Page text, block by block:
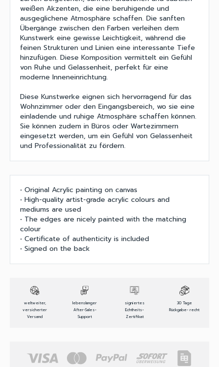
weißen Akzenten, die eine beruhigende und
ausgeglichene Atmosphäre schaffen. Die sanften
Übergänge zwischen den Farben verleihen dem
Kunstwerk eine gewisse Leichtigkeit, während die
feinen Strukturen und Linien eine interessante Tiefe
hinzufügen. Diese Komposition vermittelt ein Gefühl
von Ruhe und Gelassenheit, perfekt für eine
moderne Inneneinrichtung.
Diese Kunstwerke eignen sich hervorragend für das
Wohnzimmer oder den Eingangsbereich, wo sie eine
einladende und ruhige Atmosphäre schaffen können.
Sie können zudem in Büros oder Wartezimmern
eingesetzt werden, um ein Gefühl von Gelassenheit
und Professionalität zu fördern.
• Original Acrylic painting on canvas
• High-quality artist-grade acrylic colours and
mediums are used
• The edges are nicely painted with the matching
colour
• Certificate of authenticity is included
• Signed on the back
weltweiter,
versicherter
Versand
lebenslanger
After-Sales-
Support
signiertes
Echtheits-
Zertifikat
30 Tage
Rückgabe- recht